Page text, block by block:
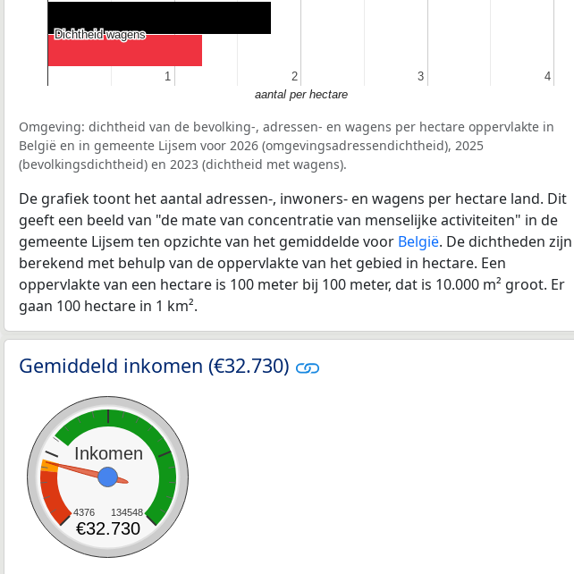
11 2
2 3
3 4
4
Dichtheid wagens
Dichtheid wagens
aantal per hectare
Omgeving: dichtheid van de bevolking-, adressen- en wagens per hectare oppervlakte in
België en in gemeente Lijsem voor 2026 (omgevingsadressendichtheid), 2025
(bevolkingsdichtheid) en 2023 (dichtheid met wagens).
De grafiek toont het aantal adressen-, inwoners- en wagens per hectare land. Dit
geeft een beeld van "de mate van concentratie van menselijke activiteiten" in de
gemeente Lijsem ten opzichte van het gemiddelde voor België. De dichtheden zijn
berekend met behulp van de oppervlakte van het gebied in hectare. Een
oppervlakte van een hectare is 100 meter bij 100 meter, dat is 10.000 m² groot. Er
gaan 100 hectare in 1 km².
Gemiddeld inkomen (€32.730)
Inkomen
4376 134548
€32.730